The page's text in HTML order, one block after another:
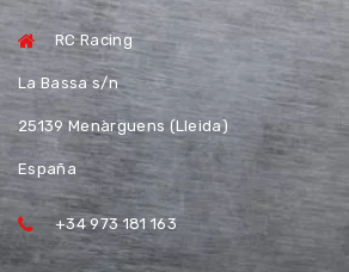
RC Racing
La Bassa s/n
25139 Menàrguens (Lleida)
España
+34 973 181 163